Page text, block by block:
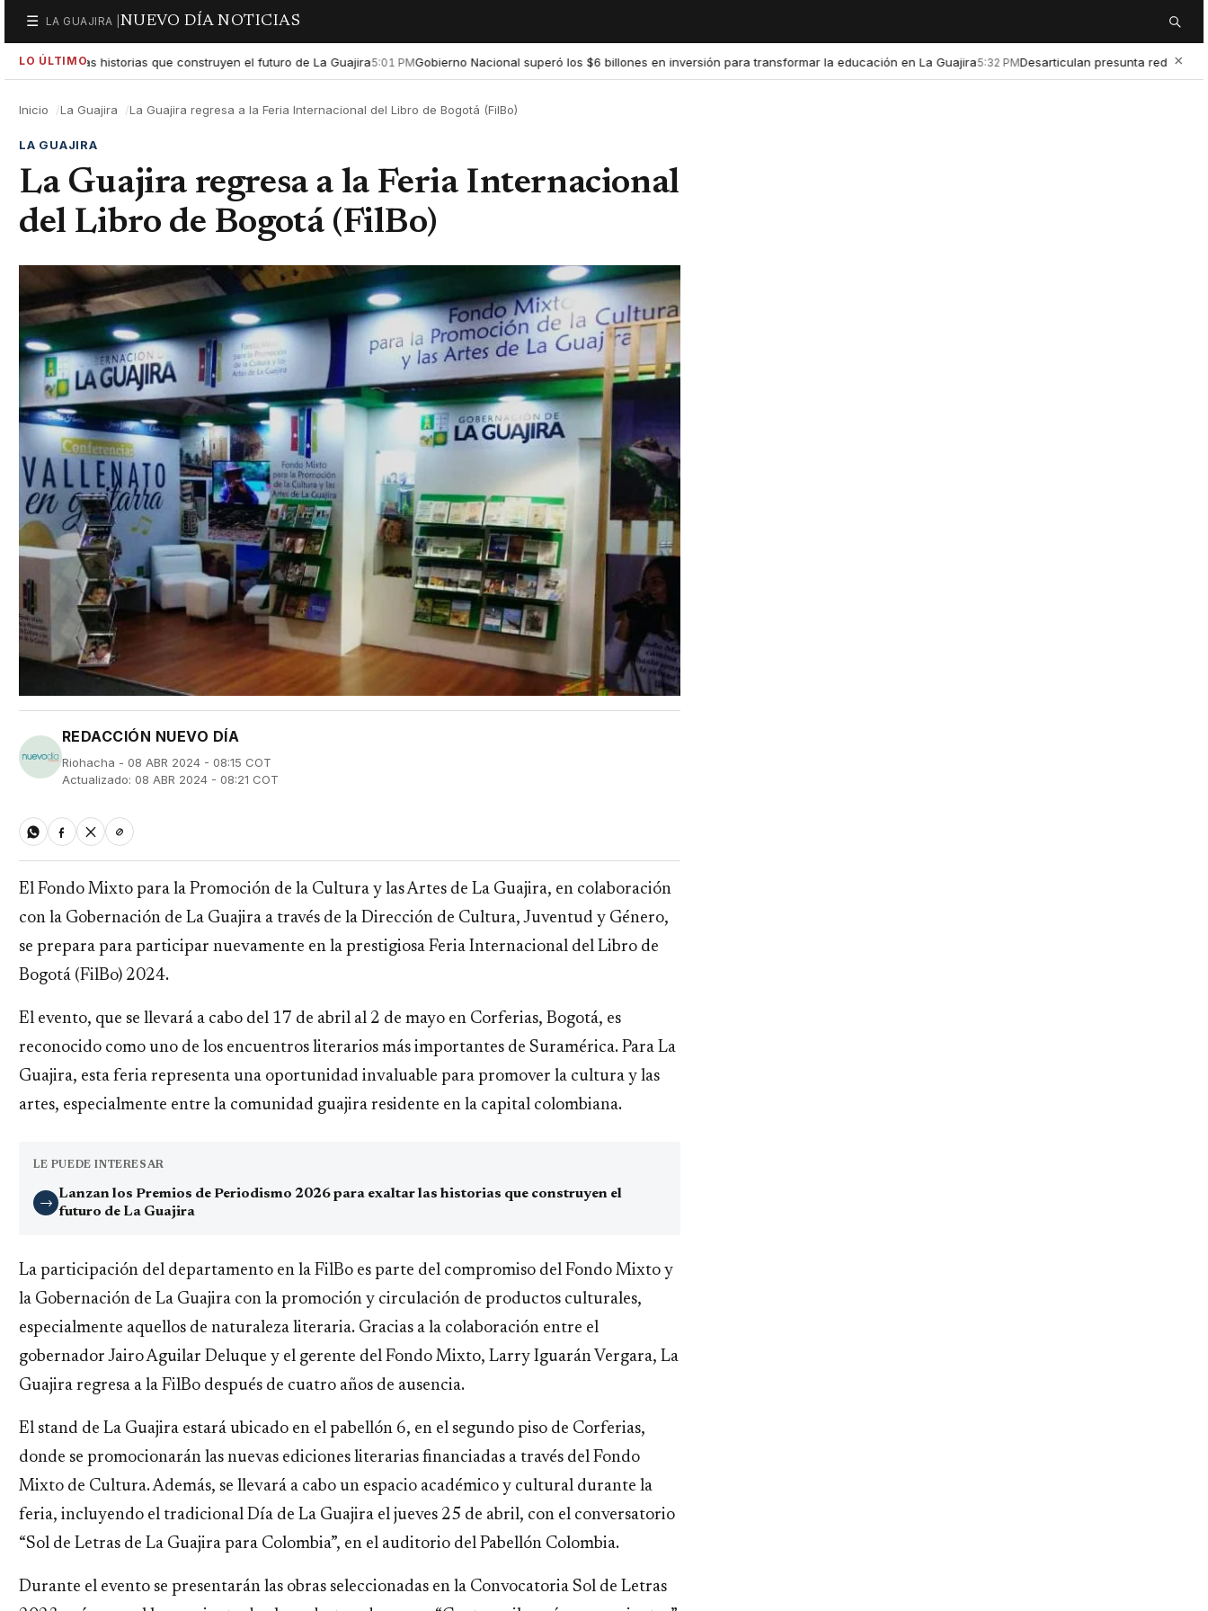
☰
Secciones
LA GUAJIRA | NUEVO DÍA NOTICIAS Buscar
LO ÚLTIMO
las historias que construyen el futuro de La Guajira 5:01 PMGobierno Nacional superó los $6 billones en inversión para transformar la educación en La Guajira 5:32 PMDesarticulan presunta red de ×
Inicio La Guajira La Guajira regresa a la Feria Internacional del Libro de Bogotá (FilBo)
LA GUAJIRA
La Guajira regresa a la Feria Internacional
del Libro de Bogotá (FilBo)
REDACCIÓN NUEVO DÍA
Riohacha - 08 ABR 2024 - 08:15 COT
Actualizado: 08 ABR 2024 - 08:21 COT
El Fondo Mixto para la Promoción de la Cultura y las Artes de La Guajira, en colaboración
con la Gobernación de La Guajira a través de la Dirección de Cultura, Juventud y Género,
se prepara para participar nuevamente en la prestigiosa Feria Internacional del Libro de
Bogotá (FilBo) 2024.
El evento, que se llevará a cabo del 17 de abril al 2 de mayo en Corferias, Bogotá, es
reconocido como uno de los encuentros literarios más importantes de Suramérica. Para La
Guajira, esta feria representa una oportunidad invaluable para promover la cultura y las
artes, especialmente entre la comunidad guajira residente en la capital colombiana.
LE PUEDE INTERESAR
→
Lanzan los Premios de Periodismo 2026 para exaltar las historias que construyen el
futuro de La Guajira
La participación del departamento en la FilBo es parte del compromiso del Fondo Mixto y
la Gobernación de La Guajira con la promoción y circulación de productos culturales,
especialmente aquellos de naturaleza literaria. Gracias a la colaboración entre el
gobernador Jairo Aguilar Deluque y el gerente del Fondo Mixto, Larry Iguarán Vergara, La
Guajira regresa a la FilBo después de cuatro años de ausencia.
El stand de La Guajira estará ubicado en el pabellón 6, en el segundo piso de Corferias,
donde se promocionarán las nuevas ediciones literarias financiadas a través del Fondo
Mixto de Cultura. Además, se llevará a cabo un espacio académico y cultural durante la
feria, incluyendo el tradicional Día de La Guajira el jueves 25 de abril, con el conversatorio
“Sol de Letras de La Guajira para Colombia”, en el auditorio del Pabellón Colombia.
Durante el evento se presentarán las obras seleccionadas en la Convocatoria Sol de Letras